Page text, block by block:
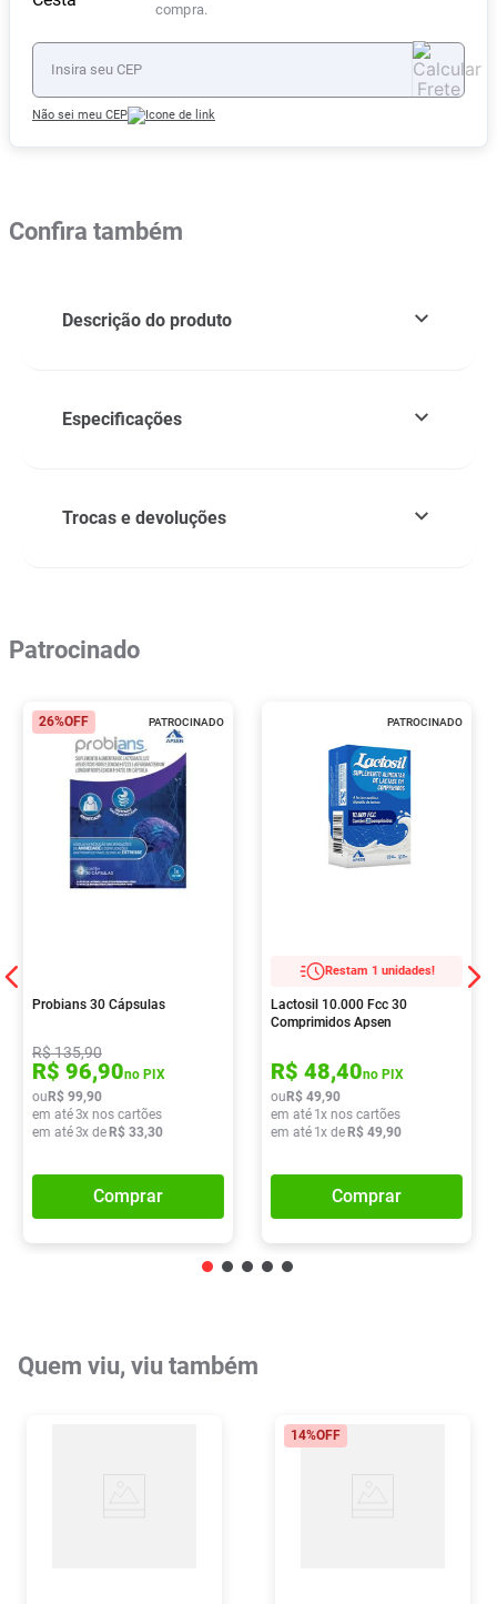
compra.
Não sei meu CEP
Confira também
Descrição do produto
Especificações
Trocas e devoluções
Patrocinado
PATROCINADO
26%OFF
Probians 30 Cápsulas
R$135,90
R$ 96,90no PIX
ou R$ 99,90
em até3x nos cartões
em até3x de R$ 33,30
Comprar
PATROCINADO
Restam 1 unidades!
Lactosil 10.000 Fcc 30
Comprimidos Apsen
R$ 48,40no PIX
ou R$ 49,90
em até 1x nos cartões
em até 1x de R$ 49,90
Comprar
Quem viu, viu também
14%OFF